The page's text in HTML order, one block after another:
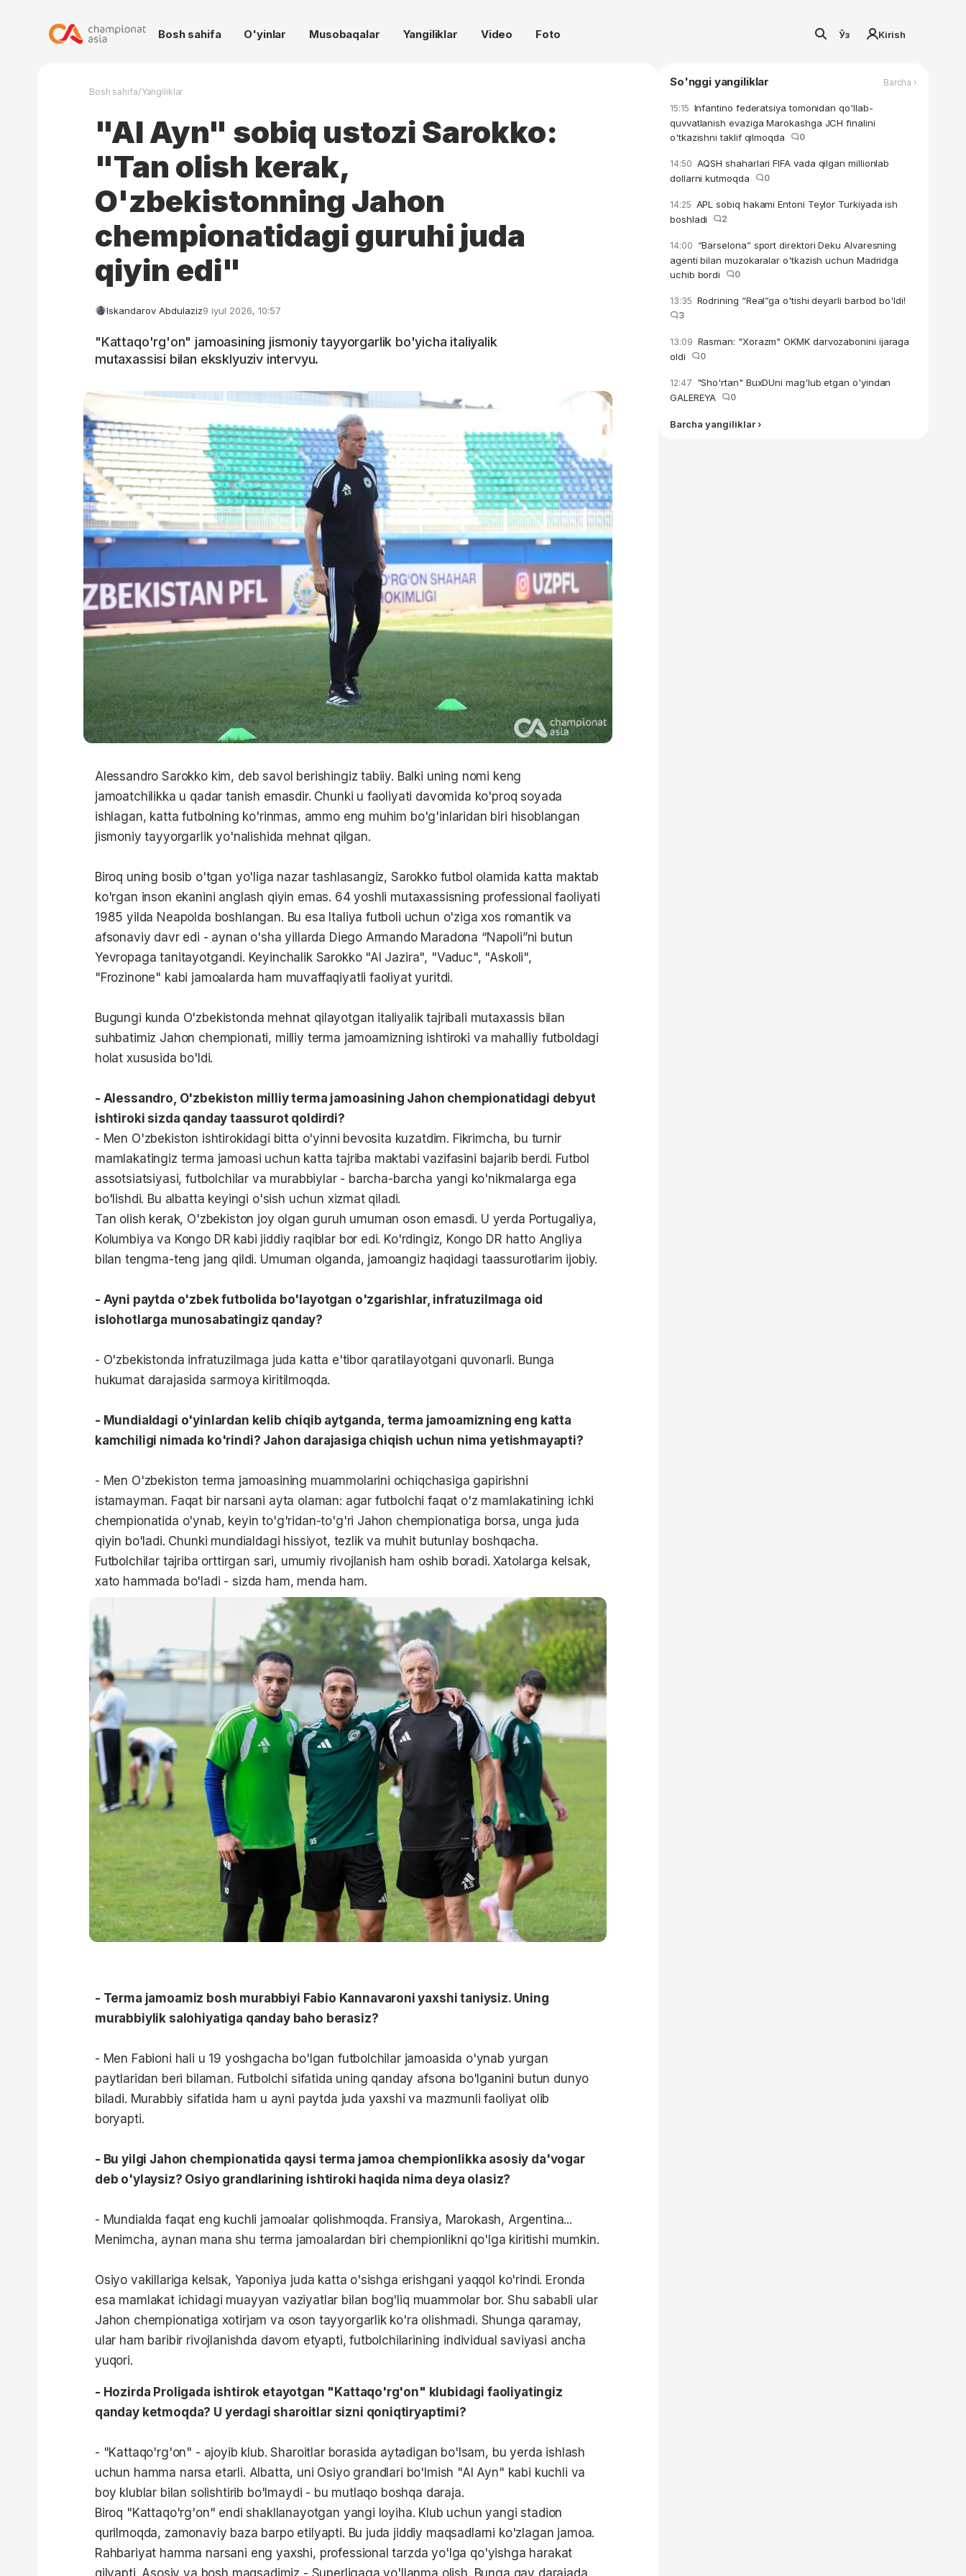
Bosh sahifa O'yinlar Musobaqalar Yangiliklar Video Foto Ўз Kirish
Bosh sahifa/Yangiliklar
"Al Ayn" sobiq ustozi Sarokko:
"Tan olish kerak,
O'zbekistonning Jahon
chempionatidagi guruhi juda
qiyin edi"
Iskandarov Abdulaziz9 iyul 2026, 10:57
"Kattaqo'rg'on" jamoasining jismoniy tayyorgarlik bo'yicha italiyalik
mutaxassisi bilan eksklyuziv intervyu.
Alessandro Sarokko kim, deb savol berishingiz tabiiy. Balki uning nomi keng
jamoatchilikka u qadar tanish emasdir. Chunki u faoliyati davomida ko'proq soyada
ishlagan, katta futbolning ko'rinmas, ammo eng muhim bo'g'inlaridan biri hisoblangan
jismoniy tayyorgarlik yo'nalishida mehnat qilgan.
Biroq uning bosib o'tgan yo'liga nazar tashlasangiz, Sarokko futbol olamida katta maktab
ko'rgan inson ekanini anglash qiyin emas. 64 yoshli mutaxassisning professional faoliyati
1985 yilda Neapolda boshlangan. Bu esa Italiya futboli uchun o'ziga xos romantik va
afsonaviy davr edi - aynan o'sha yillarda Diego Armando Maradona “Napoli”ni butun
Yevropaga tanitayotgandi. Keyinchalik Sarokko "Al Jazira", "Vaduc", "Askoli",
"Frozinone" kabi jamoalarda ham muvaffaqiyatli faoliyat yuritdi.
Bugungi kunda O'zbekistonda mehnat qilayotgan italiyalik tajribali mutaxassis bilan
suhbatimiz Jahon chempionati, milliy terma jamoamizning ishtiroki va mahalliy futboldagi
holat xususida bo'ldi.
- Alessandro, O'zbekiston milliy terma jamoasining Jahon chempionatidagi debyut
ishtiroki sizda qanday taassurot qoldirdi?
- Men O'zbekiston ishtirokidagi bitta o'yinni bevosita kuzatdim. Fikrimcha, bu turnir
mamlakatingiz terma jamoasi uchun katta tajriba maktabi vazifasini bajarib berdi. Futbol
assotsiatsiyasi, futbolchilar va murabbiylar - barcha-barcha yangi ko'nikmalarga ega
bo'lishdi. Bu albatta keyingi o'sish uchun xizmat qiladi.
Tan olish kerak, O'zbekiston joy olgan guruh umuman oson emasdi. U yerda Portugaliya,
Kolumbiya va Kongo DR kabi jiddiy raqiblar bor edi. Ko'rdingiz, Kongo DR hatto Angliya
bilan tengma-teng jang qildi. Umuman olganda, jamoangiz haqidagi taassurotlarim ijobiy.
- Ayni paytda o'zbek futbolida bo'layotgan o'zgarishlar, infratuzilmaga oid
islohotlarga munosabatingiz qanday?
- O'zbekistonda infratuzilmaga juda katta e'tibor qaratilayotgani quvonarli. Bunga
hukumat darajasida sarmoya kiritilmoqda.
- Mundialdagi o'yinlardan kelib chiqib aytganda, terma jamoamizning eng katta
kamchiligi nimada ko'rindi? Jahon darajasiga chiqish uchun nima yetishmayapti?
- Men O'zbekiston terma jamoasining muammolarini ochiqchasiga gapirishni
istamayman. Faqat bir narsani ayta olaman: agar futbolchi faqat o'z mamlakatining ichki
chempionatida o'ynab, keyin to'g'ridan-to'g'ri Jahon chempionatiga borsa, unga juda
qiyin bo'ladi. Chunki mundialdagi hissiyot, tezlik va muhit butunlay boshqacha.
Futbolchilar tajriba orttirgan sari, umumiy rivojlanish ham oshib boradi. Xatolarga kelsak,
xato hammada bo'ladi - sizda ham, menda ham.
- Terma jamoamiz bosh murabbiyi Fabio Kannavaroni yaxshi taniysiz. Uning
murabbiylik salohiyatiga qanday baho berasiz?
- Men Fabioni hali u 19 yoshgacha bo'lgan futbolchilar jamoasida o'ynab yurgan
paytlaridan beri bilaman. Futbolchi sifatida uning qanday afsona bo'lganini butun dunyo
biladi. Murabbiy sifatida ham u ayni paytda juda yaxshi va mazmunli faoliyat olib
boryapti.
- Bu yilgi Jahon chempionatida qaysi terma jamoa chempionlikka asosiy da'vogar
deb o'ylaysiz? Osiyo grandlarining ishtiroki haqida nima deya olasiz?
- Mundialda faqat eng kuchli jamoalar qolishmoqda. Fransiya, Marokash, Argentina...
Menimcha, aynan mana shu terma jamoalardan biri chempionlikni qo'lga kiritishi mumkin.
Osiyo vakillariga kelsak, Yaponiya juda katta o'sishga erishgani yaqqol ko'rindi. Eronda
esa mamlakat ichidagi muayyan vaziyatlar bilan bog'liq muammolar bor. Shu sababli ular
Jahon chempionatiga xotirjam va oson tayyorgarlik ko'ra olishmadi. Shunga qaramay,
ular ham baribir rivojlanishda davom etyapti, futbolchilarining individual saviyasi ancha
yuqori.
- Hozirda Proligada ishtirok etayotgan "Kattaqo'rg'on" klubidagi faoliyatingiz
qanday ketmoqda? U yerdagi sharoitlar sizni qoniqtiryaptimi?
- "Kattaqo'rg'on" - ajoyib klub. Sharoitlar borasida aytadigan bo'lsam, bu yerda ishlash
uchun hamma narsa etarli. Albatta, uni Osiyo grandlari bo'lmish "Al Ayn" kabi kuchli va
boy klublar bilan solishtirib bo'lmaydi - bu mutlaqo boshqa daraja.
Biroq "Kattaqo'rg'on" endi shakllanayotgan yangi loyiha. Klub uchun yangi stadion
qurilmoqda, zamonaviy baza barpo etilyapti. Bu juda jiddiy maqsadlarni ko'zlagan jamoa.
Rahbariyat hamma narsani eng yaxshi, professional tarzda yo'lga qo'yishga harakat
qilyapti. Asosiy va bosh maqsadimiz - Superligaga yo'llanma olish. Bunga qay darajada
So'nggi yangiliklar Barcha ›
15:15 Infantino federatsiya tomonidan qo'llab-
quvvatlanish evaziga Marokashga JCH finalini
o'tkazishni taklif qilmoqda
0
14:50 AQSH shaharlari FIFA vada qilgan millionlab
dollarni kutmoqda
0
14:25 APL sobiq hakami Entoni Teylor Turkiyada ish
boshladi
2
14:00 “Barselona” sport direktori Deku Alvaresning
agenti bilan muzokaralar o'tkazish uchun Madridga
uchib bordi
0
13:35 Rodrining “Real”ga o'tishi deyarli barbod bo'ldi!
3
13:09 Rasman: "Xorazm" OKMK darvozabonini ijaraga
oldi
0
12:47 "Sho'rtan" BuxDUni mag'lub etgan o'yindan
GALEREYA
0
Barcha yangiliklar ›